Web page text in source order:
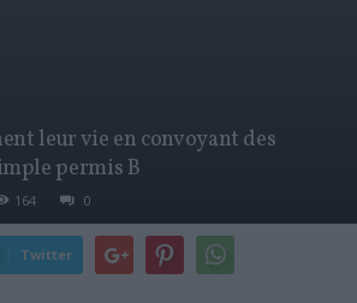
leur vie en convoyant des
permis B
164 0
Twitter